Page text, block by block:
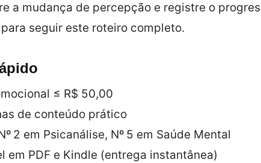
a mudança de percepção e registre o
para seguir este roteiro completo.
≤ R$ 50,00
de conteúdo prático
2 em Psicanálise, Nº 5 em Saúde Mental
em PDF e Kindle (entrega instantânea)